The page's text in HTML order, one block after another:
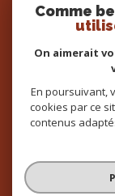
© 2026 |
Comme
On aimerait
En poursuivant,
cookies par ce
contenus